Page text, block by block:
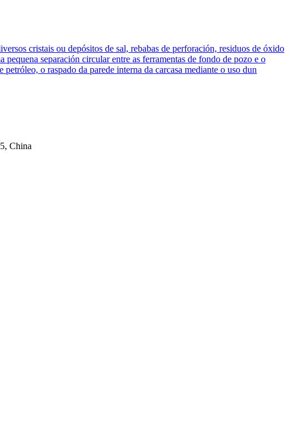
cristais ou depósitos de sal, rebabas de perforación, residuos de óxido
separación circular entre as ferramentas de fondo de pozo e o
o raspado da parede interna da carcasa mediante o uso dun
China